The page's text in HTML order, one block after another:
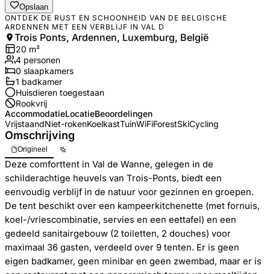
Opslaan
ONTDEK DE RUST EN SCHOONHEID VAN DE BELGISCHE
ARDENNEN MET EEN VERBLIJF IN VAL D
Trois Ponts, Ardennen, Luxemburg, België
20 m²
4 personen
0 slaapkamers
1 badkamer
Huisdieren toegestaan
Rookvrij
AccommodatieLocatieBeoordelingen
VrijstaandNiet-rokenKoelkastTuinWiFiForestSkiCycling
Omschrijving
Origineel
Deze comforttent in Val de Wanne, gelegen in de
schilderachtige heuvels van Trois-Ponts, biedt een
eenvoudig verblijf in de natuur voor gezinnen en groepen.
De tent beschikt over een kampeerkitchenette (met fornuis,
koel-/vriescombinatie, servies en een eettafel) en een
gedeeld sanitairgebouw (2 toiletten, 2 douches) voor
maximaal 36 gasten, verdeeld over 9 tenten. Er is geen
eigen badkamer, geen minibar en geen zwembad, maar er is